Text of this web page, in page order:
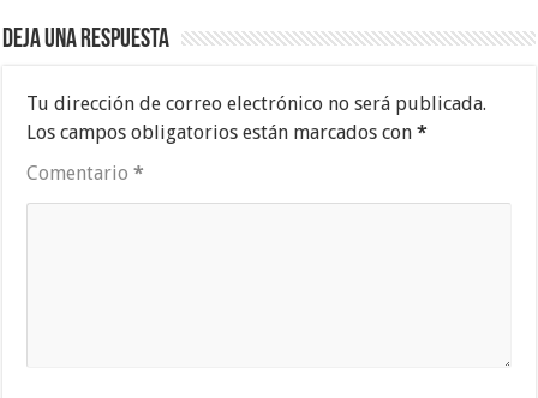
Deja una respuesta
Tu dirección de correo electrónico no será publicada.
Los campos obligatorios están marcados con*
Comentario*